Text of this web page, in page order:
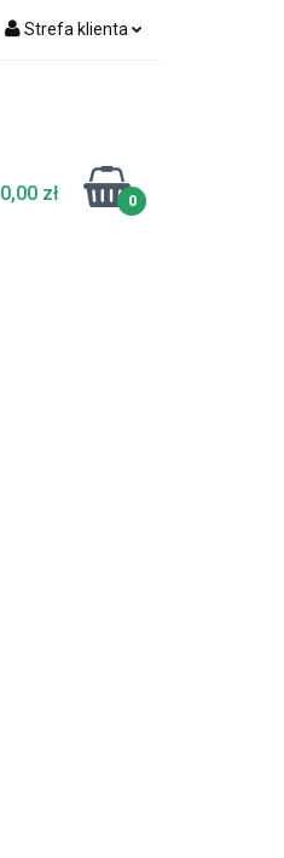
Strefa klienta
Dodaj zgłoszenie
Zgody cookies
0,00 zł 0